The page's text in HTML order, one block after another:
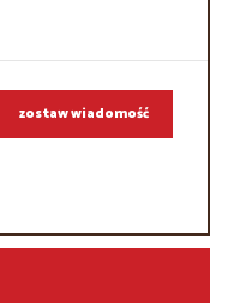
zostaw wiadomość